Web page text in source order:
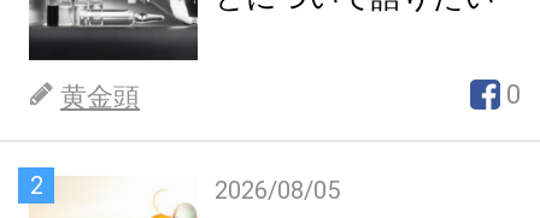
黄金頭 0
2 2026/08/05